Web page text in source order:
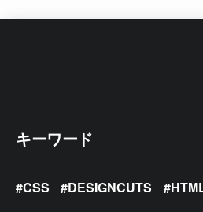
キーワード
CSS DESIGNCUTS